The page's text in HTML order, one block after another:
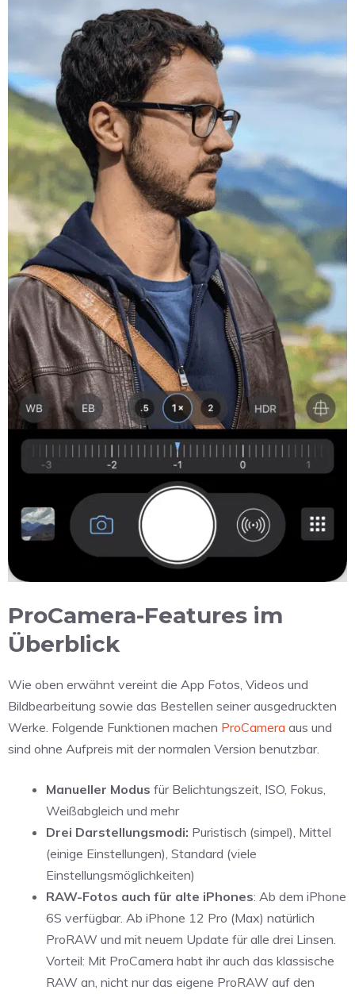
ProCamera-Features im
Überblick
Wie oben erwähnt vereint die App Fotos, Videos und
Bildbearbeitung sowie das Bestellen seiner ausgedruckten
Werke. Folgende Funktionen machen ProCamera aus und
sind ohne Aufpreis mit der normalen Version benutzbar.
Manueller Modus für Belichtungszeit, ISO, Fokus,
Weißabgleich und mehr
Drei Darstellungsmodi: Puristisch (simpel), Mittel
(einige Einstellungen), Standard (viele
Einstellungsmöglichkeiten)
RAW-Fotos auch für alte iPhones: Ab dem iPhone
6S verfügbar. Ab iPhone 12 Pro (Max) natürlich
ProRAW und mit neuem Update für alle drei Linsen.
Vorteil: Mit ProCamera habt ihr auch das klassische
RAW an, nicht nur das eigene ProRAW auf den